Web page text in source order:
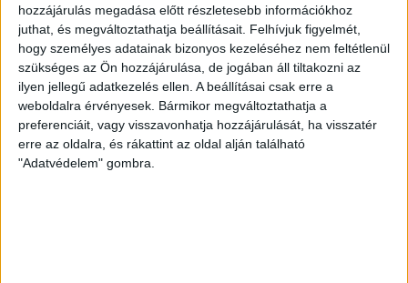
hozzájárulás megadása előtt részletesebb információkhoz
juthat, és megváltoztathatja beállításait. Felhívjuk figyelmét,
hogy személyes adatainak bizonyos kezeléséhez nem feltétlenül
szükséges az Ön hozzájárulása, de jogában áll tiltakozni az
ilyen jellegű adatkezelés ellen. A beállításai csak erre a
weboldalra érvényesek. Bármikor megváltoztathatja a
preferenciáit, vagy visszavonhatja hozzájárulását, ha visszatér
erre az oldalra, és rákattint az oldal alján található
"Adatvédelem" gombra.
Támogasd a munkánkat bankkártyás
fizetéssel! Köszönjük.
5 000 Ft 10 000 Ft
20 000 Ft
Egyedi összeg
E-mailcím *